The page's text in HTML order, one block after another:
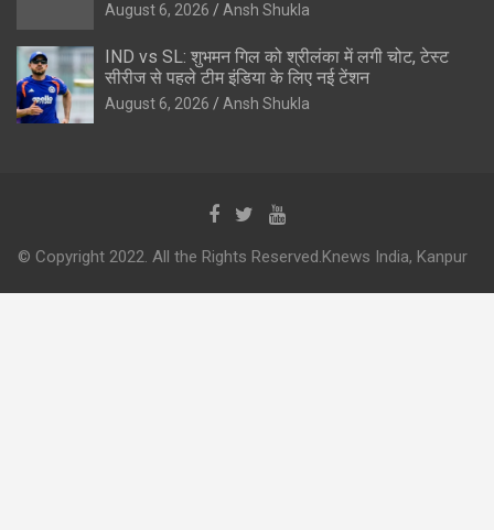
August 6, 2026 Ansh Shukla
IND vs SL: शुभमन गिल को श्रीलंका में लगी चोट, टेस्ट
सीरीज से पहले टीम इंडिया के लिए नई टेंशन
August 6, 2026 Ansh Shukla
© Copyright 2022. All the Rights Reserved.Knews India, Kanpur